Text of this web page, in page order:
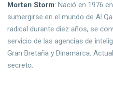
Morten Storm: Nació en 1976
sumergirse en el mundo de Al
radical durante diez años, se
servicio de las agencias de
Gran Bretaña y Dinamarca.
secreto.